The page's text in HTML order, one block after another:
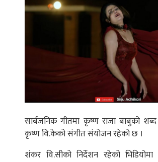
सार्बजनिक गीतमा कृष्ण राजा बाबुको
कृष्ण वि.केको संगीत संयोजन रहेको छ ।
शंकर वि.सीको निर्देशन रहेको भिडियोमा